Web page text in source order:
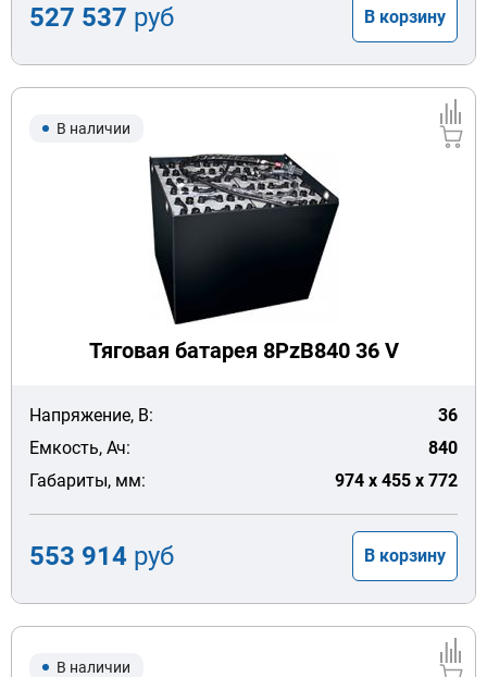
527 537 руб В корзину
В наличии
Тяговая батарея 8PzB840 36 V
Напряжение, В:
36
Емкость, Ач:
840
Габариты, мм:
974 x 455 x 772
553 914 руб В корзину
В наличии